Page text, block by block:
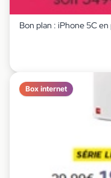
Bon plan : iPhone 5C
Box internet